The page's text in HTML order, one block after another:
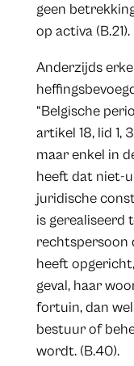
geen
op activa (B.21).
Anderzijds
“Belgische
artikel 18, lid 1,
maar enkel in
heeft dat niet-
juridische
is gerealiseerd
rechtspersoon
heeft
geval, haar
fortuin, dan
bestuur of
wordt. (B.40).